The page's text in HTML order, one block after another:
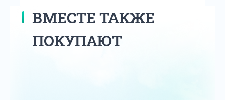
ВМЕСТЕ ТАКЖЕ
ПОКУПАЮТ